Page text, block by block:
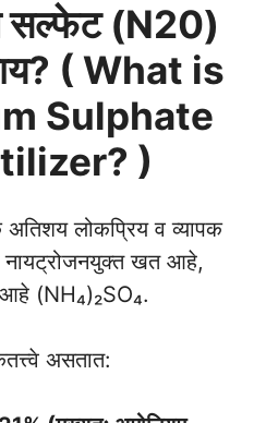
सल्फेट (N20)
( What is
Sulphate
)
लोकप्रिय व व्यापक
नायट्रोजनयुक्त खत आहे,
आहे (NH₄)₂SO₄.
असतात: